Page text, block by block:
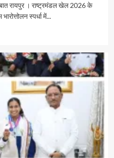
रायपुर । राष्ट्रमंडल खेल 2026 के
स्पर्धा में...